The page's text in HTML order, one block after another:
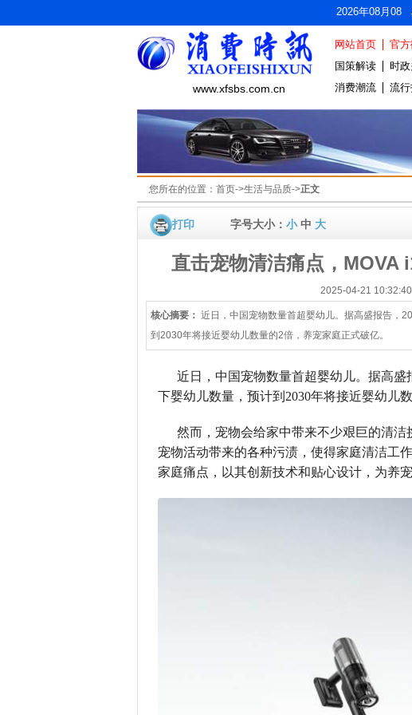
2026年08月
www.xfsbs.com.cn
网站首页 官
国策解读
时
消费潮流
流
您所在的位置： 首页->生活与品质->正文
打印 字号大小： 小中 大
直击宠物清洁痛点，MOVA
2025-04-21
核心摘要： 近日，中国宠物数量首超婴幼儿。据高盛报告，
到2030年将接近婴幼儿数量的2倍，养宠家庭正式破亿。
近日，中国宠物数量首超婴幼儿。据高盛
下婴幼儿数量，预计到2030年将接近婴幼儿
然而，宠物会给家中带来不少艰巨的清
宠物活动带来的各种污渍，使得家庭清洁工
家庭痛点，以其创新技术和贴心设计，为养